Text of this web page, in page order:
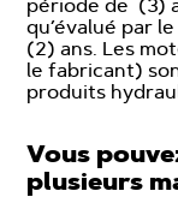
période de (3)
qu’évalué par
(2) ans. Les
le fabricant)
produits
Vous
plusieurs